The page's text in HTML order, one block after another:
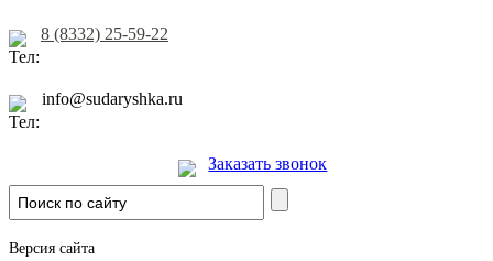
8 (8332) 25-59-22
info@sudaryshka.ru
Заказать звонок
Версия сайта